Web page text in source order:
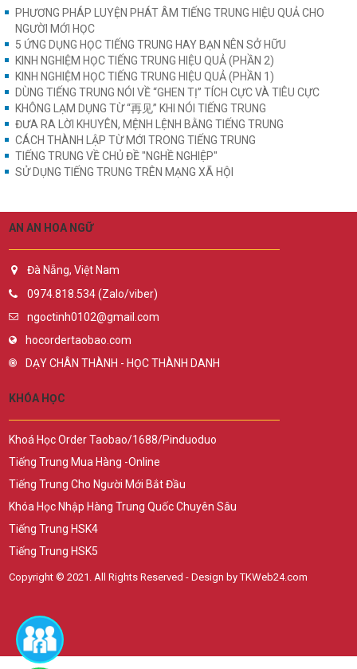
PHƯƠNG PHÁP LUYỆN PHÁT ÂM TIẾNG TRUNG HIỆU QUẢ CHO
NGƯỜI MỚI HỌC
5 ỨNG DỤNG HỌC TIẾNG TRUNG HAY BẠN NÊN SỞ HỮU
KINH NGHIỆM HỌC TIẾNG TRUNG HIỆU QUẢ (PHẦN 2)
KINH NGHIỆM HỌC TIẾNG TRUNG HIỆU QUẢ (PHẦN 1)
DÙNG TIẾNG TRUNG NÓI VỀ “GHEN TỊ” TÍCH CỰC VÀ TIÊU CỰC
KHÔNG LẠM DỤNG TỪ “再见” KHI NÓI TIẾNG TRUNG
ĐƯA RA LỜI KHUYÊN, MỆNH LỆNH BẰNG TIẾNG TRUNG
CÁCH THÀNH LẬP TỪ MỚI TRONG TIẾNG TRUNG
TIẾNG TRUNG VỀ CHỦ ĐỀ "NGHỀ NGHIỆP"
SỬ DỤNG TIẾNG TRUNG TRÊN MẠNG XÃ HỘI
AN AN HOA NGỮ
Đà Nẵng, Việt Nam
0974.818.534 (Zalo/viber)
ngoctinh0102@gmail.com
hocordertaobao.com
DẠY CHÂN THÀNH - HỌC THÀNH DANH
KHÓA HỌC
Khoá Học Order Taobao/1688/Pinduoduo
Tiếng Trung Mua Hàng -Online
Tiếng Trung Cho Người Mới Bắt Đầu
Khóa Học Nhập Hàng Trung Quốc Chuyên Sâu
Tiếng Trung HSK4
Tiếng Trung HSK5
Copyright © 2021. All Rights Reserved - Design by TKWeb24.com